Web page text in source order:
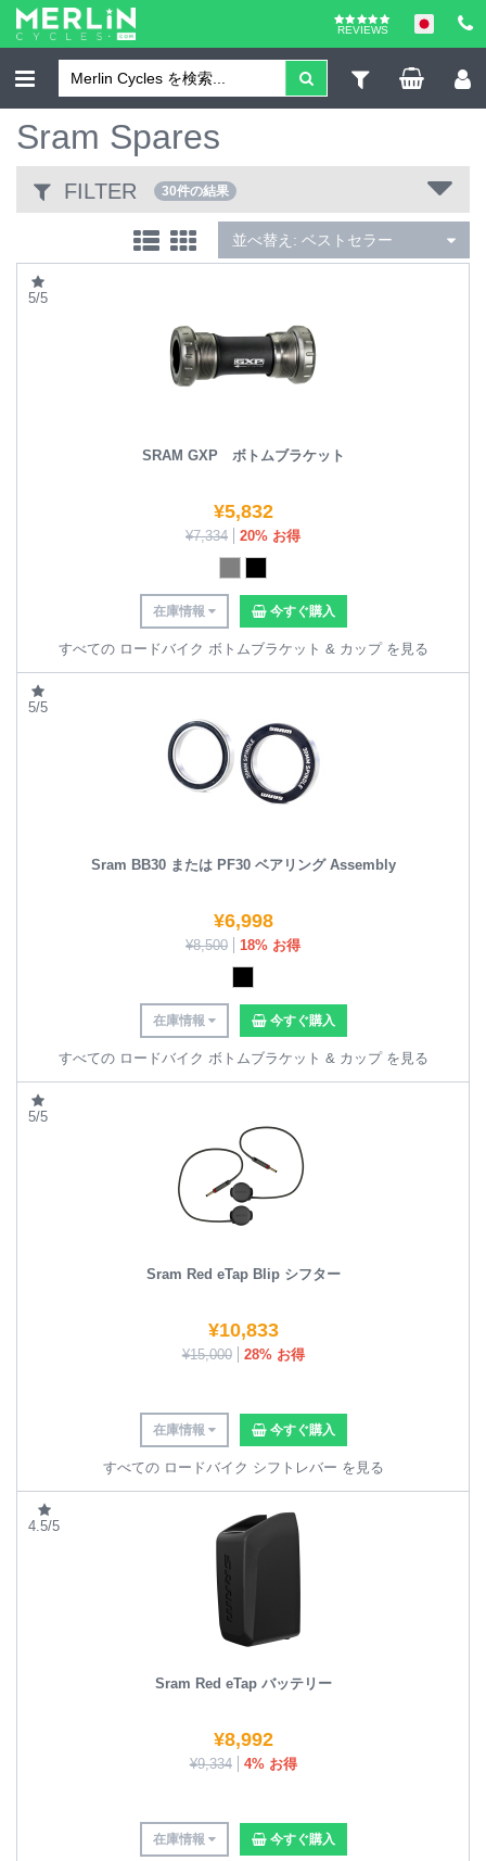
REVIEWS
Sram Spares
FILTER 30件の結果
並べ替え: ベストセラー
5/5
SRAM GXP ボトムブラケット
¥5,832
¥7,334 20% お得
在庫情報 今すぐ購入
すべての ロードバイク ボトムブラケット & カップ を見る
5/5
Sram BB30 または PF30 ベアリング Assembly
¥6,998
¥8,500 18% お得
在庫情報 今すぐ購入
すべての ロードバイク ボトムブラケット & カップ を見る
5/5
Sram Red eTap Blip シフター
¥10,833
¥15,000 28% お得
在庫情報 今すぐ購入
すべての ロードバイク シフトレバー を見る
4.5/5
Sram Red eTap バッテリー
¥8,992
¥9,334 4% お得
在庫情報 今すぐ購入